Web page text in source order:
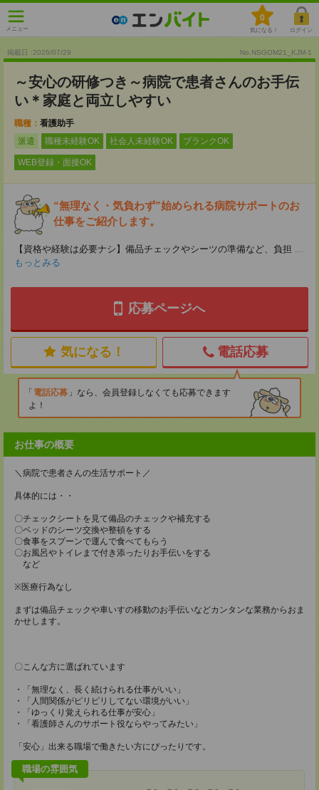
メニュー
0
気になる！ ログイン
掲載日 :2026/07/29 No.NSGOM21_KJM-1
～安心の研修つき～病院で患者さんのお手伝
い＊家庭と両立しやすい
職種： 看護助手
派遣
職種未経験OK 社会人未経験OK ブランクOK
WEB登録・面接OK
“無理なく・気負わず”始められる病院サポートのお
仕事をご紹介します。
【資格や経験は必要ナシ】備品チェックやシーツの準備など、負担 ...
もっとみる
応募ページへ
気になる！ 電話応募
電話応募
なら、会員登録しなくても応募できます
よ！
お仕事の概要
＼病院で患者さんの生活サポート／
具体的には・・
〇チェックシートを見て備品のチェックや補充する
〇ベッドのシーツ交換や整頓をする
〇食事をスプーンで運んで食べてもらう
〇お風呂やトイレまで付き添ったりお手伝いをする
など
※医療行為なし
まずは備品チェックや車いすの移動のお手伝いなどカンタンな業務からおま
かせします。
〇こんな方に選ばれています
・「無理なく、長く続けられる仕事がいい」
・「人間関係がピリピリしてない環境がいい」
・「ゆっくり覚えられる仕事が安心」
・「看護師さんのサポート役ならやってみたい」
「安心」出来る職場で働きたい方にぴったりです。
職場の雰囲気